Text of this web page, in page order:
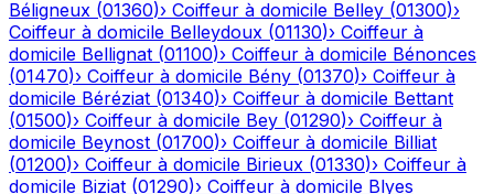
Béligneux (01360)› Coiffeur à domicile Belley (01300)›
Coiffeur à domicile Belleydoux (01130)› Coiffeur à
domicile Bellignat (01100)› Coiffeur à domicile Bénonces
(01470)› Coiffeur à domicile Bény (01370)› Coiffeur à
domicile Béréziat (01340)› Coiffeur à domicile Bettant
(01500)› Coiffeur à domicile Bey (01290)› Coiffeur à
domicile Beynost (01700)› Coiffeur à domicile Billiat
(01200)› Coiffeur à domicile Birieux (01330)› Coiffeur à
domicile Biziat (01290)› Coiffeur à domicile Blyes